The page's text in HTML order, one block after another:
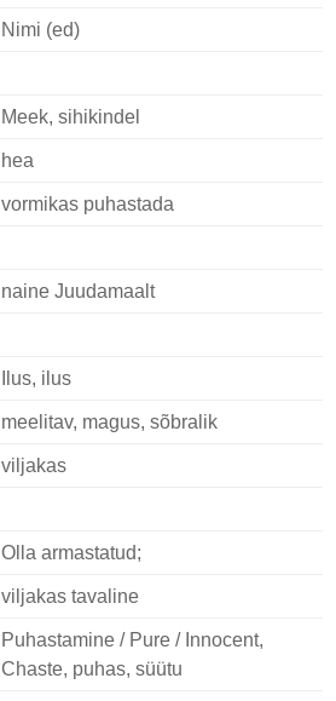
Nimi (ed)
Meek, sihikindel
hea
vormikas puhastada
naine Juudamaalt
Ilus, ilus
meelitav, magus, sõbralik
viljakas
Olla armastatud;
viljakas tavaline
Puhastamine / Pure / Innocent,
Chaste, puhas, süütu